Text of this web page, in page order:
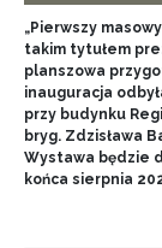
„Pierwszy
takim tytułem
planszowa
inauguracja
przy budynku
bryg. Zdzisława
Wystawa będzie
końca sierpnia